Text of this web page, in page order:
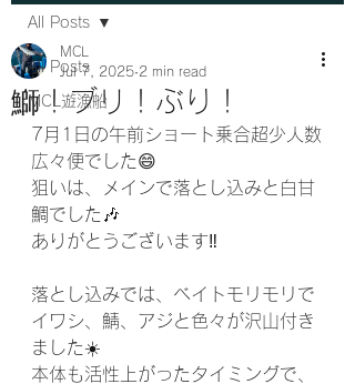
All Posts
MCL遊漁船
All Posts
鰤！ブリ！ぶり！
MCL
Jul 7, 2025 2 min read
7月1日の午前ショート乗合超少人数
広々便でした😄
狙いは、メインで落とし込みと白甘
鯛でした🎶
ありがとうございます‼️
落とし込みでは、ベイトモリモリで
イワシ、鯖、アジと色々が沢山付き
ました☀️
本体も活性上がったタイミングで、